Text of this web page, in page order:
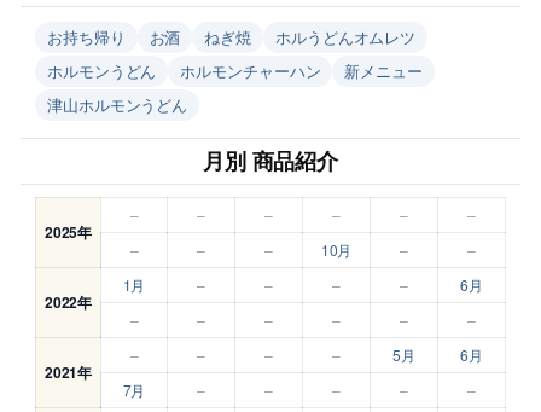
お持ち帰り お酒 ねぎ焼
ホルうどんオムレツ
ホルモンうどん
ホルモンチャーハン
新メニュー
津山ホルモンうどん
月別 商品紹介
2025年
– – – – –
–
–
– – 10月 – –
2022年
1月 – – – –
6月
–
– – – – –
2021年
– – – – 5月
6月
7月
– – – – –